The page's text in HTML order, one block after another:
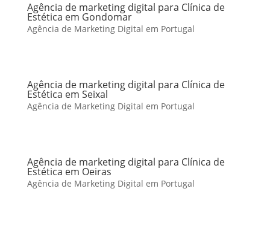
Agência de marketing digital para Clínica de
Estética em Gondomar
Agência de Marketing Digital em Portugal
Agência de marketing digital para Clínica de
Estética em Seixal
Agência de Marketing Digital em Portugal
Agência de marketing digital para Clínica de
Estética em Oeiras
Agência de Marketing Digital em Portugal